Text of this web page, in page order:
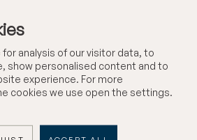
analysis of our visitor data, to
show personalised content and to
experience. For more
cookies we use open the settings.
semesterkänslan. På
väntar ett trivsamt och välskött
perfekt för dig som söker ett
– året runt eller som